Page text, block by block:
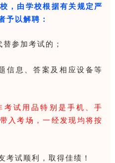
，由学校根据有关规定严
予以解聘：
参加考试的；
信息、答案及相应设备等
考试用品特别是手机、手
入考场，一经发现均将按
考试顺利，取得佳绩！